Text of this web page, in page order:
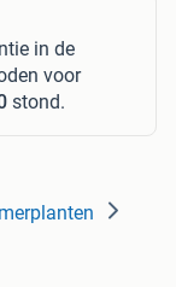
in de
voor
stond.